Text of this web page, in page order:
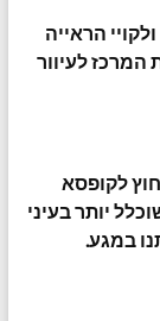
הראייה
לעיוור
לקופסא
יותר בעיני
במגע.